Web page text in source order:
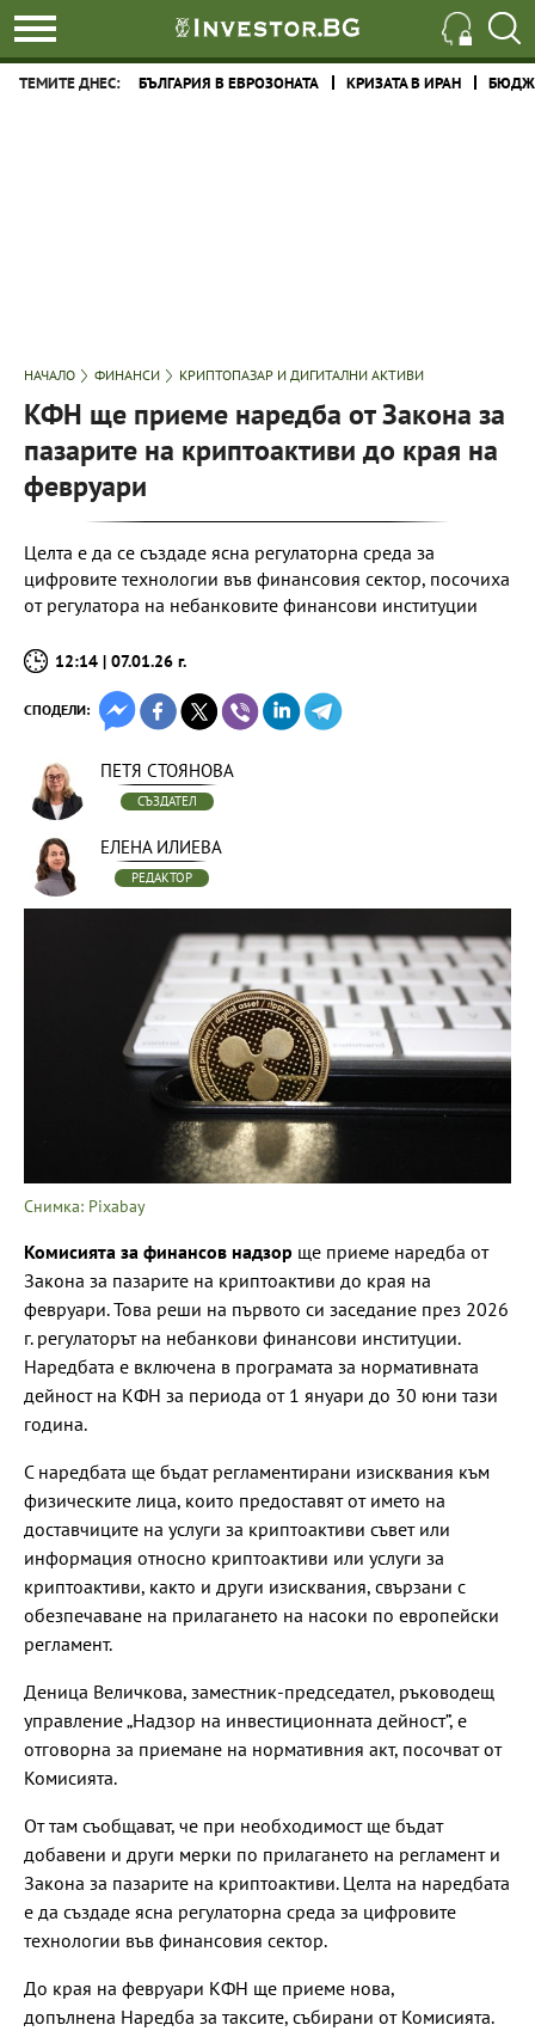
ТЕМИТЕ ДНЕС: БЪЛГАРИЯ В ЕВРОЗОНАТА КРИЗАТА В ИРАН
НАЧАЛО ФИНАНСИ КРИПТОПАЗАР И ДИГИТАЛНИ АКТИВИ
КФН ще приеме наредба от Закона за
пазарите на криптоактиви до края на
февруари
Целта е да се създаде ясна регулаторна среда за
цифровите технологии във финансовия сектор, посочиха
от регулатора на небанковите финансови институции
12:14 | 07.01.26 г.
СПОДЕЛИ:
ПЕТЯ СТОЯНОВА
СЪЗДАТЕЛ
ЕЛЕНА ИЛИЕВА
РЕДАКТОР
Снимка: Pixabay
Комисията за финансов надзор ще приеме наредба от
Закона за пазарите на криптоактиви до края на
февруари. Това реши на първото си заседание през 2026
г. регулаторът на небанкови финансови институции.
Наредбата е включена в програмата за нормативната
дейност на КФН за периода от 1 януари до 30 юни тази
година.
С наредбата ще бъдат регламентирани изисквания към
физическите лица, които предоставят от името на
доставчиците на услуги за криптоактиви съвет или
информация относно криптоактиви или услуги за
криптоактиви, както и други изисквания, свързани с
обезпечаване на прилагането на насоки по европейски
регламент.
Деница Величкова, заместник-председател, ръководещ
управление „Надзор на инвестиционната дейност”, е
отговорна за приемане на нормативния акт, посочват от
Комисията.
От там съобщават, че при необходимост ще бъдат
добавени и други мерки по прилагането на регламент и
Закона за пазарите на криптоактиви. Целта на наредбата
е да създаде ясна регулаторна среда за цифровите
технологии във финансовия сектор.
До края на февруари КФН ще приеме нова,
допълнена Наредба за таксите, събирани от Комисията.